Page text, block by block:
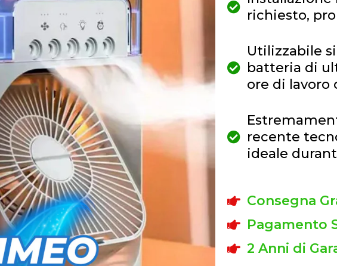
richiesto,
Utilizzabile
batteria di
ore di lavoro
recente
ideale
Consegna
Pagamento
2 Anni di